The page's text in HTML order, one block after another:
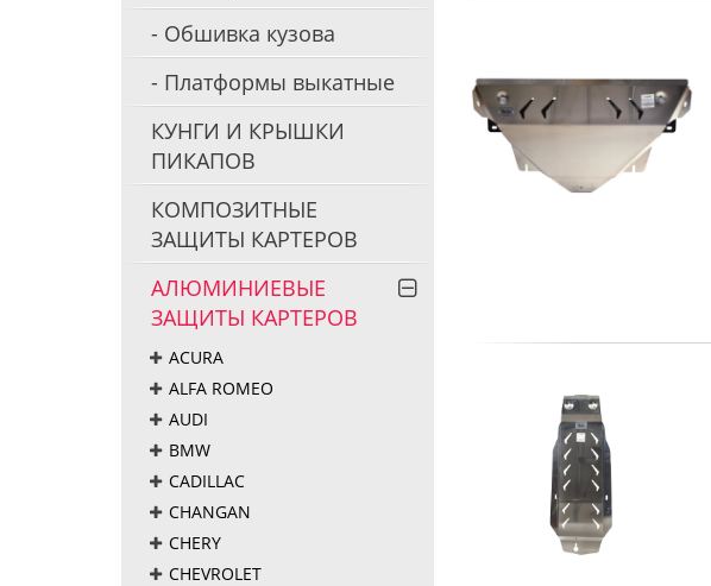
Обшивка кузова
Платформы выкатные
КУНГИ И КРЫШКИ
ПИКАПОВ
КОМПОЗИТНЫЕ
ЗАЩИТЫ КАРТЕРОВ
АЛЮМИНИЕВЫЕ
ЗАЩИТЫ КАРТЕРОВ
ACURA
ALFA ROMEO
AUDI
BMW
CADILLAC
CHANGAN
CHERY
CHEVROLET